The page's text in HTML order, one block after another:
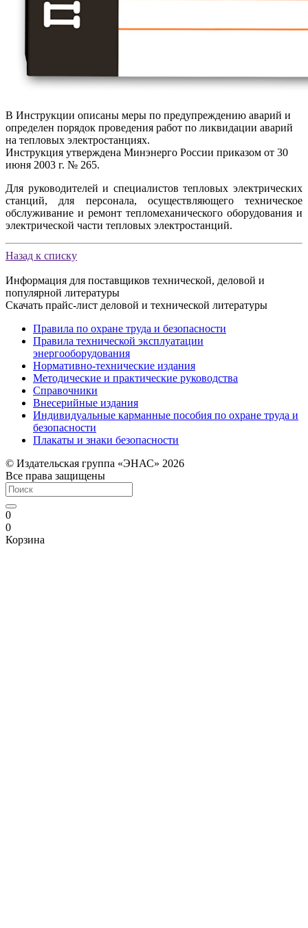
В Инструкции описаны меры по предупреждению аварий и
определен порядок проведения работ по ликвидации аварий
на тепловых электростанциях.
Инструкция утверждена Минэнерго России приказом от 30
июня 2003 г. № 265.
Для руководителей и специалистов тепловых электрических
станций, для персонала, осуществляющего техническое
обслуживание и ремонт тепломеханического оборудования и
электрической части тепловых электростанций.
Назад к списку
Информация для поставщиков технической, деловой и
популярной литературы
Скачать прайс-лист деловой и технической литературы
Правила по охране труда и безопасности
Правила технической эксплуатации
энергооборудования
Нормативно-технические издания
Методические и практические руководства
Справочники
Внесерийные издания
Индивидуальные карманные пособия по охране труда и
безопасности
Плакаты и знаки безопасности
© Издательская группа «ЭНАС» 2026
Все права защищены
0
0
Корзина